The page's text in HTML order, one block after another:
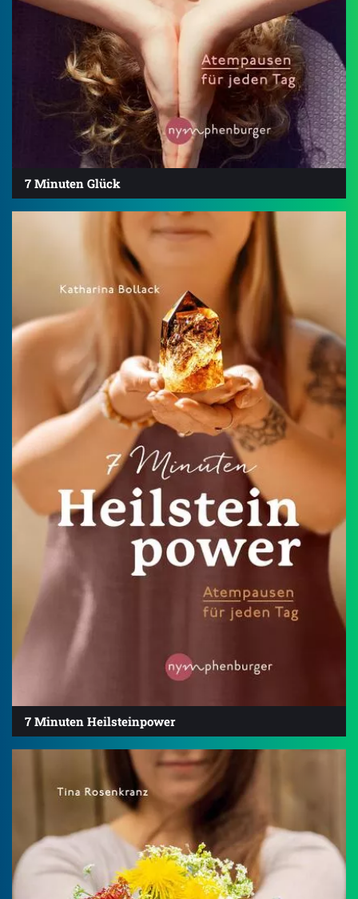
7 Minuten Glück
7 Minuten Heilsteinpower